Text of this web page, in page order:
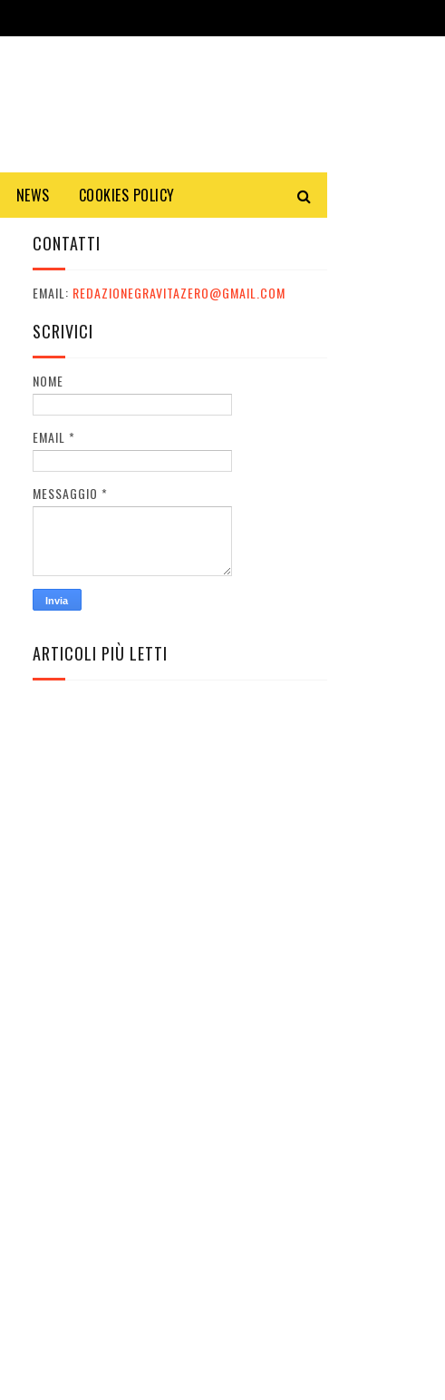
NEWS COOKIES POLICY
CONTATTI
EMAIL: REDAZIONEGRAVITAZERO@GMAIL.COM
SCRIVICI
NOME
EMAIL *
MESSAGGIO *
ARTICOLI PIÙ LETTI